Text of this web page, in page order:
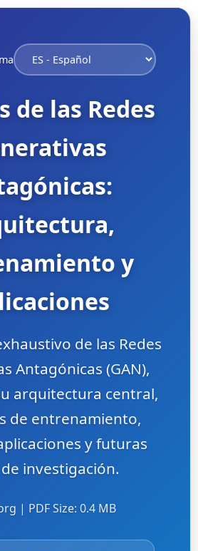
de las Redes
y
de las Redes
Antagónicas (GAN),
arquitectura central,
de entrenamiento,
y futuras
investigación.
| PDF Size: 0.4 MB